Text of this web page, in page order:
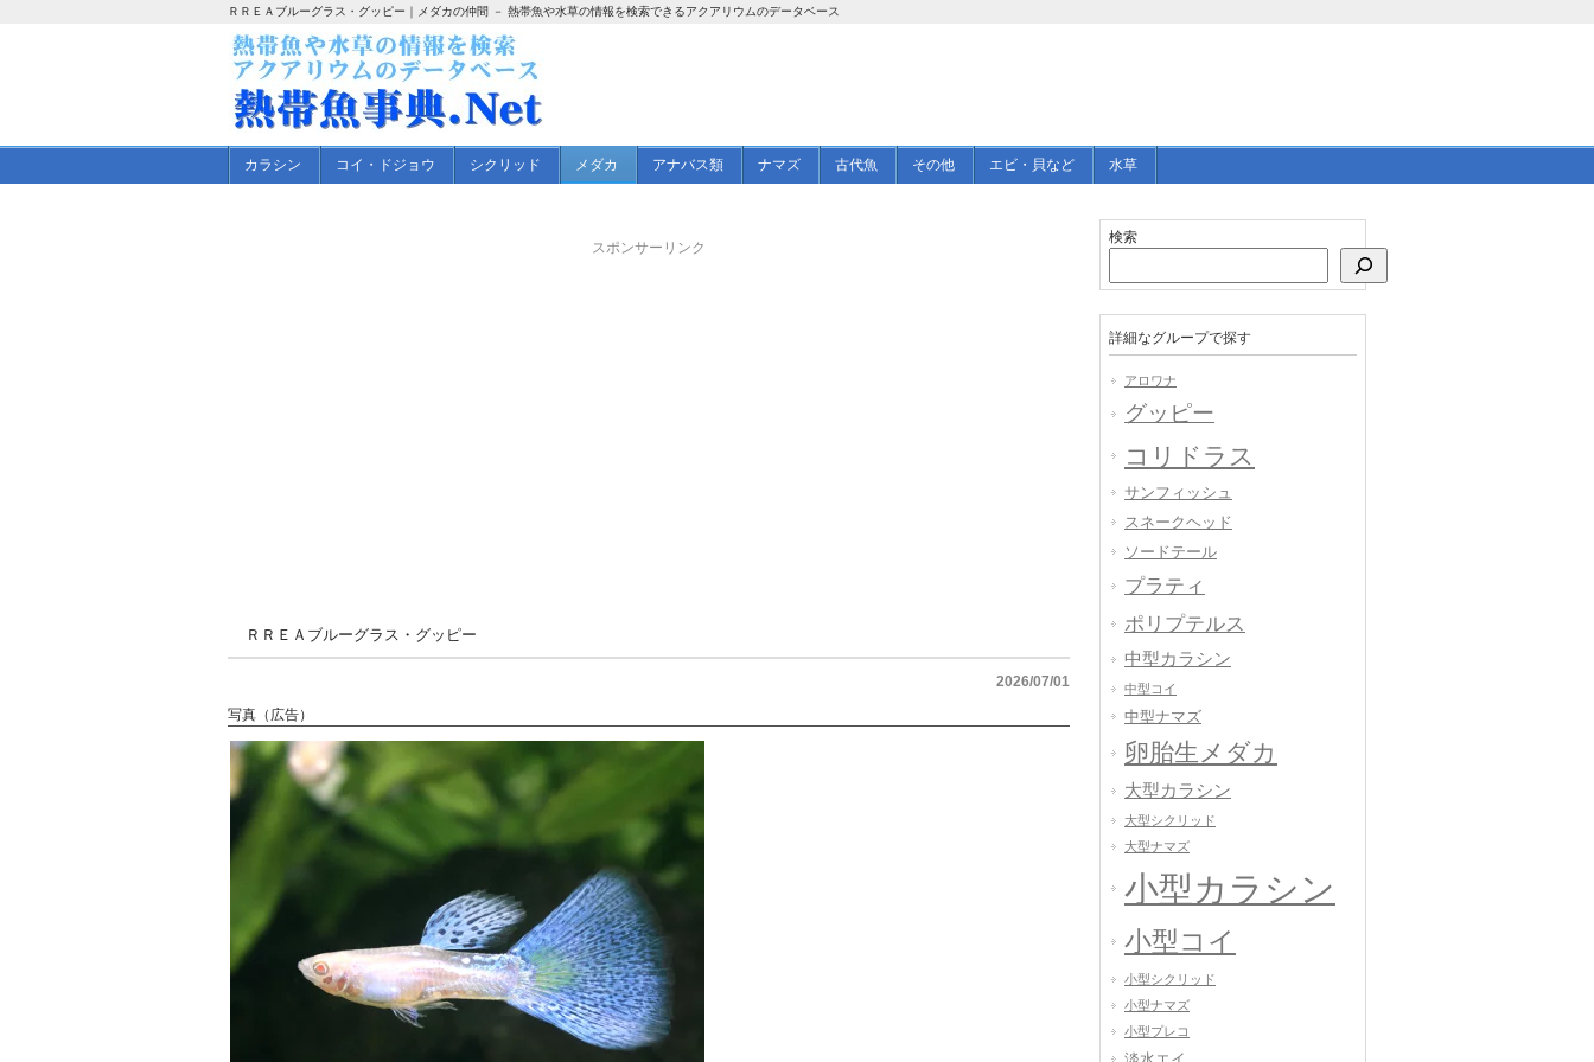
ＲＲＥＡブルーグラス・グッピー｜メダカの仲間 － 熱帯魚や水草の情報を検索できるアクアリウムのデータベース
カラシン コイ・ドジョウ シクリッド メダカ アナバス類 ナマズ 古代魚 その他 エビ・貝など 水草
スポンサーリンク
ＲＲＥＡブルーグラス・グッピー
2026/07/01
写真（広告）
検索
詳細なグループで探す
アロワナ
グッピー
コリドラス
サンフィッシュ
スネークヘッド
ソードテール
プラティ
ポリプテルス
中型カラシン
中型コイ
中型ナマズ
卵胎生メダカ
大型カラシン
大型シクリッド
大型ナマズ
小型カラシン
小型コイ
小型シクリッド
小型ナマズ
小型プレコ